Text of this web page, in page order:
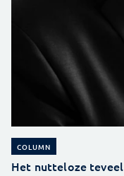
COLUMN
Het nutteloze teveel